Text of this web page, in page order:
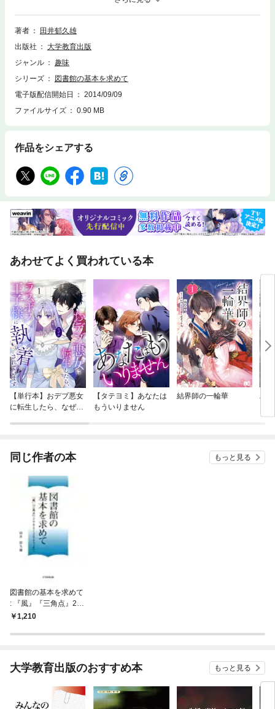
から図書館サービスと職員のあり方を論じる。
著者
田井郁久雄
出版社
大学教育出版
ジャンル
趣味
シリーズ
図書館の基本を求めて
電子版配信開始日
2014/09/09
ファイルサイズ
0.90 MB
作品をシェアする
あわせてよく買われている本
【単行本】おデブ悪女
に転生したら、なぜか
【タテヨミ】あなたは
もういりません
結界師の一輪華
バ
今
同じ作者の本 もっと見る
図書館の基本を求めて
: 『風』『三角点』200
1～2003より
1,210
大学教育出版のおすすめ本 もっと見る